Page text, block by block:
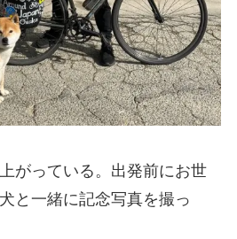
がっている。出発前にお世
と一緒に記念写真を撮っ